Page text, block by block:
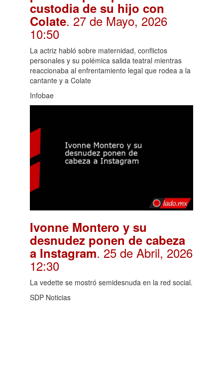
custodia de su hijo con
Colate. 27 de Mayo, 2026
10:50
La actriz habló sobre maternidad, conflictos
personales y su polémica salida teatral mientras
reaccionaba al enfrentamiento legal que rodea a la
cantante y a Colate
Infobae
Ivonne Montero y su
desnudez ponen de cabeza
a Instagram. 25 de Abril, 2026
12:30
La vedette se mostró semidesnuda en la red social.
SDP Noticias